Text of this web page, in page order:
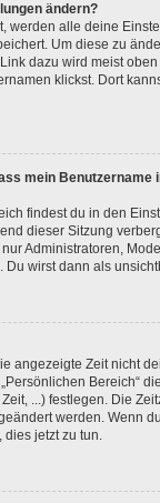
ändern?
werden alle deine
Um diese zu
dazu wird meist
klickst. Dort
mein Benutzername
findest du in den
dieser Sitzung
Administratoren,
Du wirst dann als
angezeigte Zeit nicht
Bereich“
...) festlegen. Die
werden. Wenn
dies jetzt zu tun.